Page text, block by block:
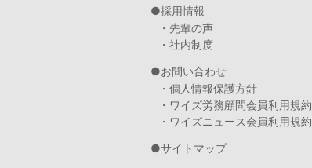
採用情報
・先輩の声
・社内制度
お問い合わせ
・個人情報保護方針
・ワイズ労務顧問会員利用規約
・ワイズニュース会員利用規約
サイトマップ